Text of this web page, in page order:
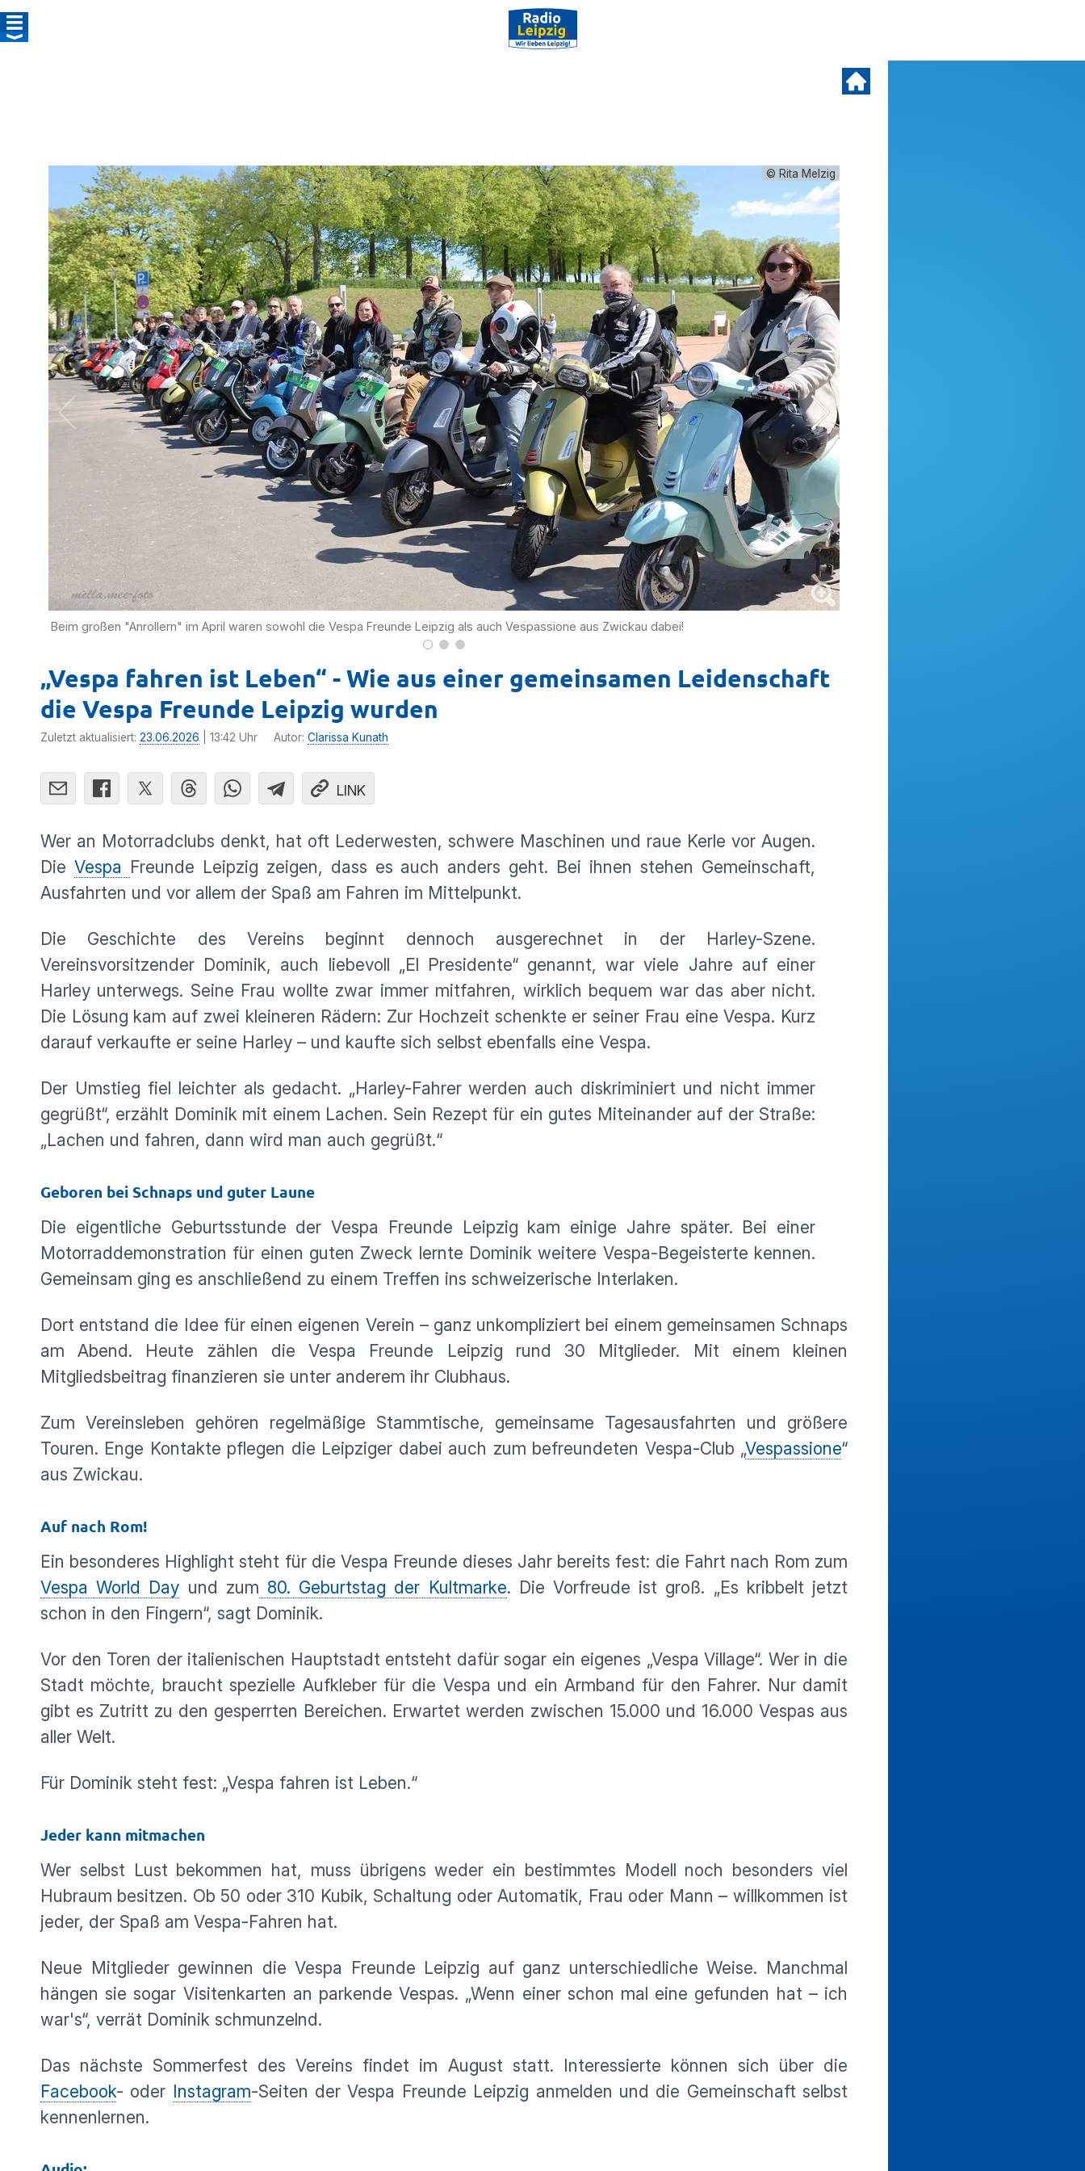
© Rita Melzig
Beim großen "Anrollern" im April waren sowohl die Vespa Freunde Leipzig als auch Vespassione aus Zwickau dabei!
„Vespa fahren ist Leben“ - Wie aus einer gemeinsamen Leidenschaft
die Vespa Freunde Leipzig wurden
Zuletzt aktualisiert: 23.06.2026 | 13:42 Uhr Autor: Clarissa Kunath
LINK
Wer an Motorradclubs denkt, hat oft Lederwesten, schwere Maschinen und raue Kerle vor Augen.
Die Vespa Freunde Leipzig zeigen, dass es auch anders geht. Bei ihnen stehen Gemeinschaft,
Ausfahrten und vor allem der Spaß am Fahren im Mittelpunkt.
Die Geschichte des Vereins beginnt dennoch ausgerechnet in der Harley-Szene.
Vereinsvorsitzender Dominik, auch liebevoll „El Presidente“ genannt, war viele Jahre auf einer
Harley unterwegs. Seine Frau wollte zwar immer mitfahren, wirklich bequem war das aber nicht.
Die Lösung kam auf zwei kleineren Rädern: Zur Hochzeit schenkte er seiner Frau eine Vespa. Kurz
darauf verkaufte er seine Harley – und kaufte sich selbst ebenfalls eine Vespa.
Der Umstieg fiel leichter als gedacht. „Harley-Fahrer werden auch diskriminiert und nicht immer
gegrüßt“, erzählt Dominik mit einem Lachen. Sein Rezept für ein gutes Miteinander auf der Straße:
„Lachen und fahren, dann wird man auch gegrüßt.“
Geboren bei Schnaps und guter Laune
Die eigentliche Geburtsstunde der Vespa Freunde Leipzig kam einige Jahre später. Bei einer
Motorraddemonstration für einen guten Zweck lernte Dominik weitere Vespa-Begeisterte kennen.
Gemeinsam ging es anschließend zu einem Treffen ins schweizerische Interlaken.
Dort entstand die Idee für einen eigenen Verein – ganz unkompliziert bei einem gemeinsamen Schnaps
am Abend. Heute zählen die Vespa Freunde Leipzig rund 30 Mitglieder. Mit einem kleinen
Mitgliedsbeitrag finanzieren sie unter anderem ihr Clubhaus.
Zum Vereinsleben gehören regelmäßige Stammtische, gemeinsame Tagesausfahrten und größere
Touren. Enge Kontakte pflegen die Leipziger dabei auch zum befreundeten Vespa-Club „Vespassione“
aus Zwickau.
Auf nach Rom!
Ein besonderes Highlight steht für die Vespa Freunde dieses Jahr bereits fest: die Fahrt nach Rom zum
Vespa World Day und zum 80. Geburtstag der Kultmarke. Die Vorfreude ist groß. „Es kribbelt jetzt
schon in den Fingern“, sagt Dominik.
Vor den Toren der italienischen Hauptstadt entsteht dafür sogar ein eigenes „Vespa Village“. Wer in die
Stadt möchte, braucht spezielle Aufkleber für die Vespa und ein Armband für den Fahrer. Nur damit
gibt es Zutritt zu den gesperrten Bereichen. Erwartet werden zwischen 15.000 und 16.000 Vespas aus
aller Welt.
Für Dominik steht fest: „Vespa fahren ist Leben.“
Jeder kann mitmachen
Wer selbst Lust bekommen hat, muss übrigens weder ein bestimmtes Modell noch besonders viel
Hubraum besitzen. Ob 50 oder 310 Kubik, Schaltung oder Automatik, Frau oder Mann – willkommen ist
jeder, der Spaß am Vespa-Fahren hat.
Neue Mitglieder gewinnen die Vespa Freunde Leipzig auf ganz unterschiedliche Weise. Manchmal
hängen sie sogar Visitenkarten an parkende Vespas. „Wenn einer schon mal eine gefunden hat – ich
war's“, verrät Dominik schmunzelnd.
Das nächste Sommerfest des Vereins findet im August statt. Interessierte können sich über die
Facebook- oder Instagram-Seiten der Vespa Freunde Leipzig anmelden und die Gemeinschaft selbst
kennenlernen.